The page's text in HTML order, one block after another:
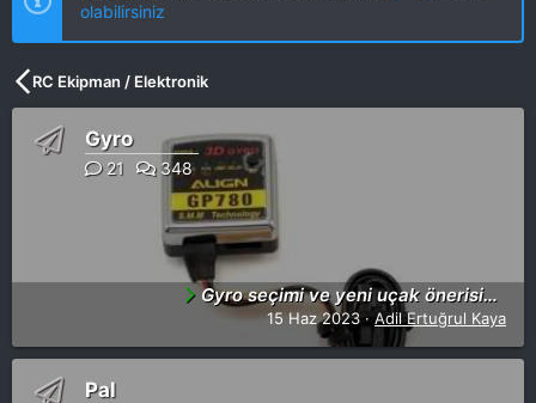
olabilirsiniz
RC Ekipman / Elektronik
Gyro
21 348
Gyro seçimi ve yeni uçak önerisi…
15 Haz 2023 Adil Ertuğrul Kaya
Pal